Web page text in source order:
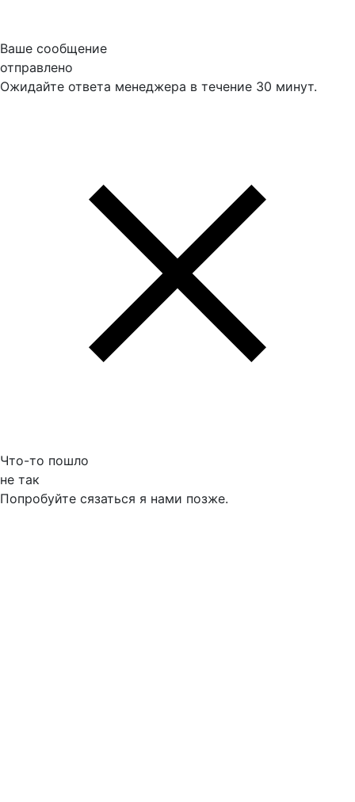
Ваше сообщение
отправлено
Ожидайте ответа менеджера в течение 30 минут.
Что-то пошло
не так
Попробуйте сязаться я нами позже.